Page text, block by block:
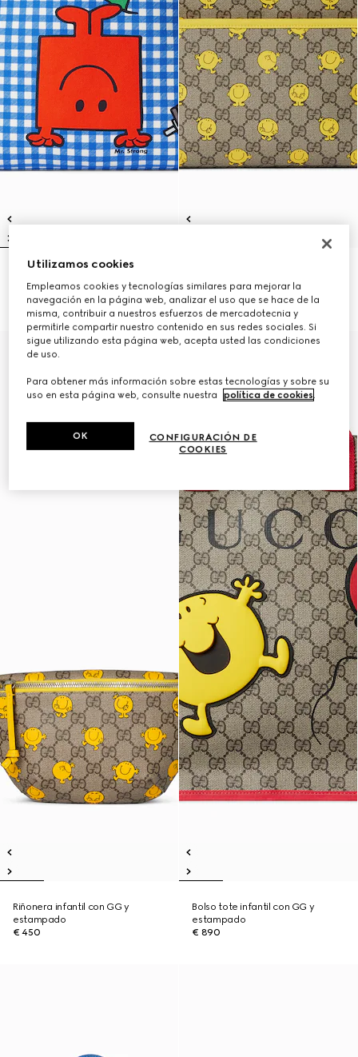
€ 1.100
GG
€ 1.100
Riñonera infantil con GG y
estampado
€ 450
Bolso tote infantil con GG y
estampado
€ 890
Utilizamos cookies
Empleamos cookies y tecnologías similares para mejorar la
navegación en la página web, analizar el uso que se hace de la
misma, contribuir a nuestros esfuerzos de mercadotecnia y
permitirle compartir nuestro contenido en sus redes sociales. Si
sigue utilizando esta página web, acepta usted las condiciones
de uso.
Para obtener más información sobre estas tecnologías y sobre su
uso en esta página web, consulte nuestra
política de cookies.
CONFIGURACIÓN DE
COOKIES
OK